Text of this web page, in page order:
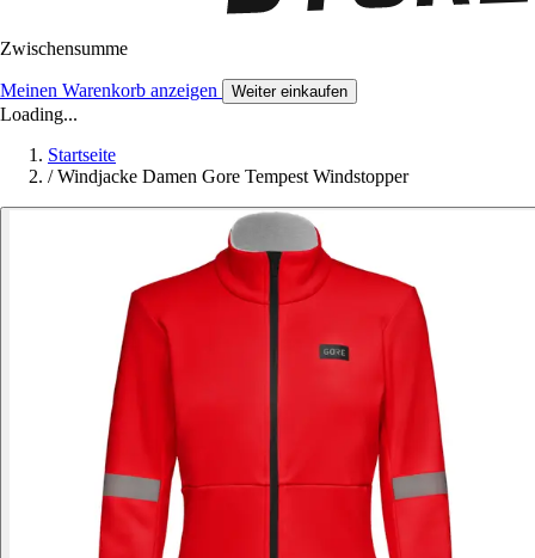
Zwischensumme
Meinen Warenkorb anzeigen Weiter einkaufen
Loading...
Startseite
/ Windjacke Damen Gore Tempest Windstopper